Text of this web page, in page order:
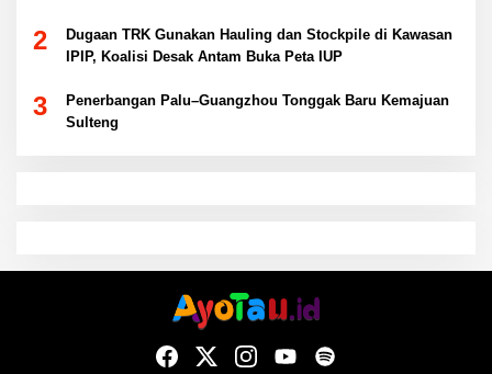
2
Dugaan TRK Gunakan Hauling dan Stockpile di Kawasan
IPIP, Koalisi Desak Antam Buka Peta IUP
3
Penerbangan Palu–Guangzhou Tonggak Baru Kemajuan
Sulteng